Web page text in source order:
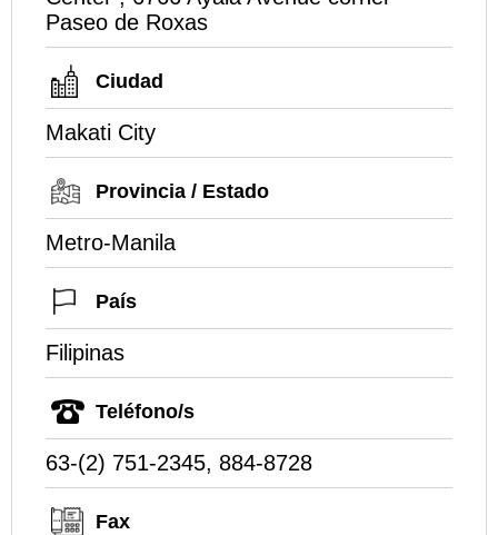
Paseo de Roxas
Ciudad
Makati City
Provincia / Estado
Metro-Manila
País
Filipinas
Teléfono/s
63-(2) 751-2345, 884-8728
Fax